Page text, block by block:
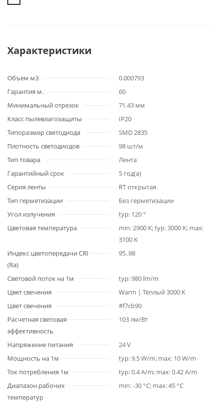
Характеристики
Объем м3
0.000793
Гарантия м.
60
Минимальный отрезок
71.43 мм
Класс пылевлагозащиты
IP20
Типоразмер светодиода
SMD 2835
Плотность светодиодов
98 шт/м
Тип товара
Лента
Гарантийный срок
5 год(а)
Серия ленты
RT открытая
Тип герметизации
Без герметизации
Угол излучения
typ: 120 °
Цветовая температура
min: 2900 K; typ: 3000 K; max:
3100 K
Индекс цветопередачи CRI
(Ra)
95..98
Световой поток на 1м
typ: 980 lm/m
Цвет свечения
Warm | Тёплый 3000 K
Цвет свечения
#f7cb90
Расчетная световая
эффективность
103 лм/Вт
Напряжение питания
24 V
Мощность на 1м
typ: 9.5 W/m; max: 10 W/m
Ток потребления 1м
typ: 0.4 A/m; max: 0.42 A/m
Диапазон рабочих
температур
min: -30 °C; max: 45 °C